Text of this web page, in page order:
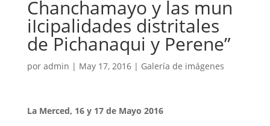
Chanchamayo y las mun​
iIcipalidades distritales
de Pichanaqui y Perene”
por admin | May 17, 2016| Galería de imágenes
La Merced, 16 y 17 de Mayo 2016